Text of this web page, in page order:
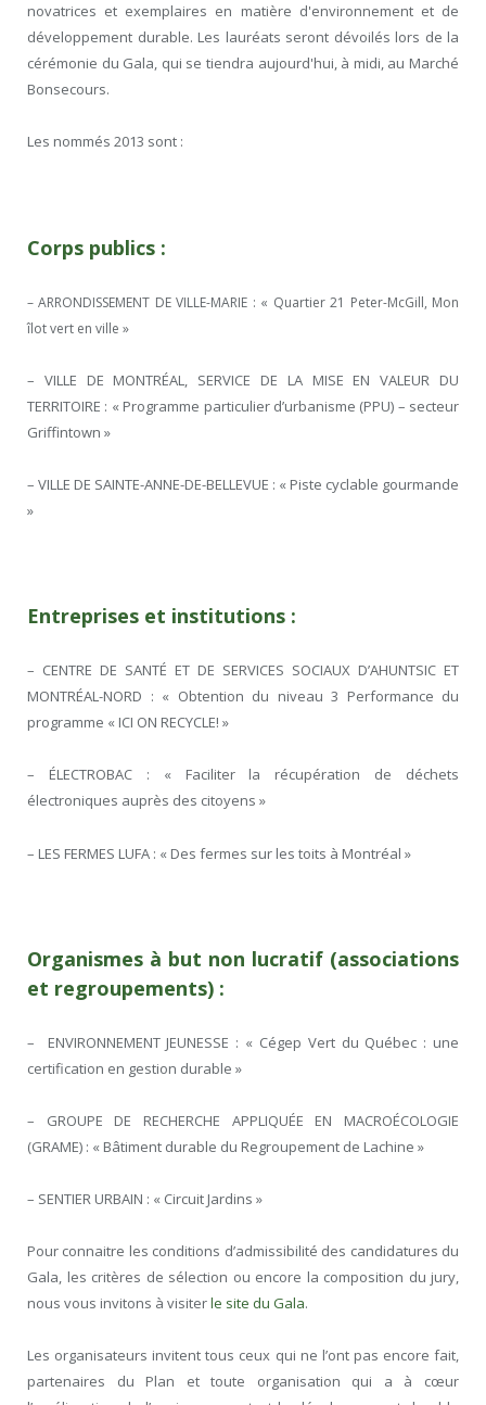
novatrices et exemplaires en matière d'environnement et de
développement durable. Les lauréats seront dévoilés lors de la
cérémonie du Gala, qui se tiendra aujourd'hui, à midi, au Marché
Bonsecours.
Les nommés 2013 sont :
Corps publics :
– ARRONDISSEMENT DE VILLE-MARIE : « Quartier 21 Peter-McGill, Mon
îlot vert en ville »
– VILLE DE MONTRÉAL, SERVICE DE LA MISE EN VALEUR DU
TERRITOIRE : « Programme particulier d’urbanisme (PPU) – secteur
Griffintown »
– VILLE DE SAINTE-ANNE-DE-BELLEVUE : « Piste cyclable gourmande
»
Entreprises et institutions :
– CENTRE DE SANTÉ ET DE SERVICES SOCIAUX D’AHUNTSIC ET
MONTRÉAL-NORD : « Obtention du niveau 3 Performance du
programme « ICI ON RECYCLE! »
– ÉLECTROBAC : « Faciliter la récupération de déchets
électroniques auprès des citoyens »
– LES FERMES LUFA : « Des fermes sur les toits à Montréal »
Organismes à but non lucratif (associations
et regroupements) :
– ENVIRONNEMENT JEUNESSE : « Cégep Vert du Québec : une
certification en gestion durable »
– GROUPE DE RECHERCHE APPLIQUÉE EN MACROÉCOLOGIE
(GRAME) : « Bâtiment durable du Regroupement de Lachine »
– SENTIER URBAIN : « Circuit Jardins »
Pour connaitre les conditions d’admissibilité des candidatures du
Gala, les critères de sélection ou encore la composition du jury,
nous vous invitons à visiterle site du Gala.
Les organisateurs invitent tous ceux qui ne l’ont pas encore fait,
partenaires du Plan et toute organisation qui a à cœur